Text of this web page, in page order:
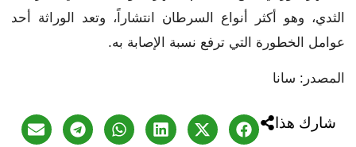
الثدي، وهو أكثر أنواع السرطان انتشاراً، وتعد الوراثة أحد
عوامل الخطورة التي ترفع نسبة الإصابة به.
المصدر: سانا
شارك هذا